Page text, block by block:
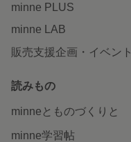
minne PLUS
minne LAB
販売支援企画・イベント
読みもの
minneとものづくりと
minne学習帖